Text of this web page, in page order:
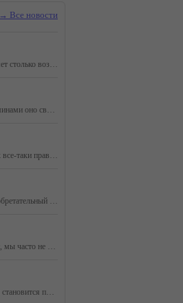
→ Все новости
Очень занят – значит при деле, добьешься своего, получишь результат. Многие разделяют такое мнение о занятости. В мире, перенасыщенном информацией, которая предоставляет столько возможностей, нельзя быть не занятым. Иначе можно что-то пропустить, не успеть, остановиться на полпути. Но что стоит за с
Лето и осень – самое время насытить организм витаминами, которыми буквально изобилуют свежие фрукты и овощи. Нельзя упускать возможность укрепить здоровье – с витаминами оно связано напрямую. Находясь в составе ферментов, эти вещества влияют на все процессы жизнедеятельности, и даже маленький недост
Вы считаете, что ароматов много не бывает, и все время пополняете свою парфюмерную коллекцию? Или у вас один - любимый аромат и вы ему не изменяете долгие годы? Как все-таки правильно, нужен ли человеку целый парфюмерный гардероб? И, главное: что необходимо знать, чтобы запах ваших духов радовал вас
Ситуация, когда не можешь заставить себя взяться за работу, знакома многим. «Потом», «еще успею», «сегодня не время…», - каких только оправданий не придумывает наш изобретательный мозг, уводя от решения проблемы, особенно если она не из легких.
Быть здоровым и молодым как можно дольше – тренд сегодняшнего дня. Под прицелом внимания человечества чудодейственные диеты и новые суперпродукты. Увлекаясь ими, мы часто не придаем значения тому, что уже есть на нашем столе.
Коллаген – вещество номер один, если речь идет о молодости кожи. Именно благодаря ему мы радуемся, видя отражение своего юного лица в зеркале. А его постепенная потеря становится причиной нашего огорчения, когда замечаем первые признаки старения. Гибкие белковые волокна коллагена и эластина, пересек